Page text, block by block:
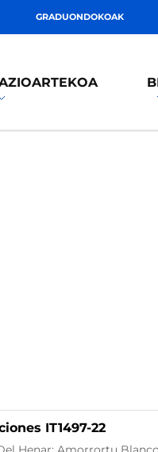
GRADUONDOKOAK
IT1497-22